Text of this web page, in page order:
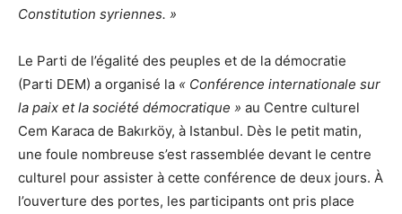
Constitution syriennes. »
Le Parti de l’égalité des peuples et de la démocratie
(Parti DEM) a organisé la « Conférence internationale sur
la paix et la société démocratique » au Centre culturel
Cem Karaca de Bakırköy, à Istanbul. Dès le petit matin,
une foule nombreuse s’est rassemblée devant le centre
culturel pour assister à cette conférence de deux jours. À
l’ouverture des portes, les participants ont pris place